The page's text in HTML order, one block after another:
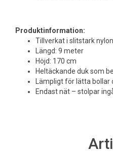
Produktinformation:
Tillverkat i slitstark nylon
Längd: 9 meter
Höjd: 170 cm
Heltäckande duk som
Lämpligt för lätta
Endast nät – stolpar